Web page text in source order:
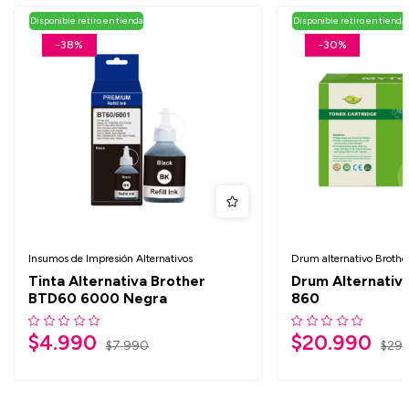
-38%
Disponible retiro en tienda
Insumos de Impresión Alternativos
Tinta Alternativa Brother
BTD60 6000 Negra
$7.990
$4.990
-30%
Disponible retiro en tienda
Drum alternativo
Drum
860
$
$20.990